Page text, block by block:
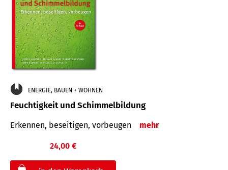
ENERGIE, BAUEN + WOHNEN
Feuchtigkeit und Schimmelbildung
Erkennen, beseitigen, vorbeugen mehr
24,00 €